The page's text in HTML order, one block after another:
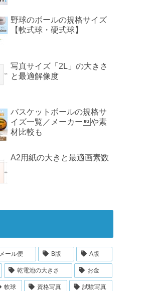
野球のボールの規格サイズ
【軟式球・硬式球】
写真サイズ「2L」の大きさ
と最適解像度
バスケットボールの規格サ
イズ一覧／メーカーや素
材比較も
A2用紙の大きと最適画素数
メール便 B版 A版
乾電池の大きさ お金
軟球 資格写真 試験写真